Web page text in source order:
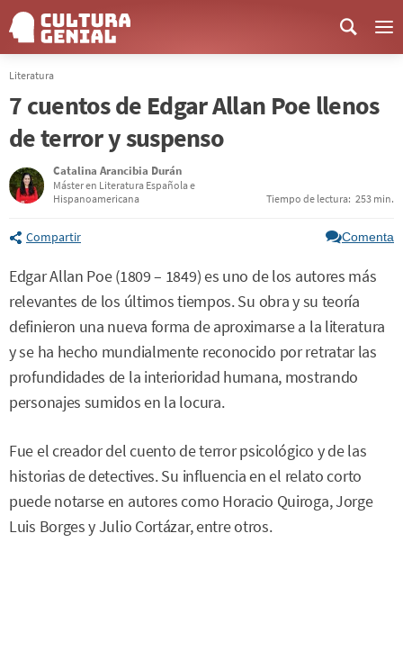
Literatura
7 cuentos de Edgar Allan Poe llenos
de terror y suspenso
Catalina Arancibia Durán
Máster en Literatura Española e
Hispanoamericana
Tiempo de lectura: 253 min.
Compartir Comenta
Edgar Allan Poe (1809 – 1849) es uno de los autores más
relevantes de los últimos tiempos. Su obra y su teoría
definieron una nueva forma de aproximarse a la literatura
y se ha hecho mundialmente reconocido por retratar las
profundidades de la interioridad humana, mostrando
personajes sumidos en la locura.
Fue el creador del cuento de terror psicológico y de las
historias de detectives. Su influencia en el relato corto
puede notarse en autores como Horacio Quiroga, Jorge
Luis Borges y Julio Cortázar, entre otros.